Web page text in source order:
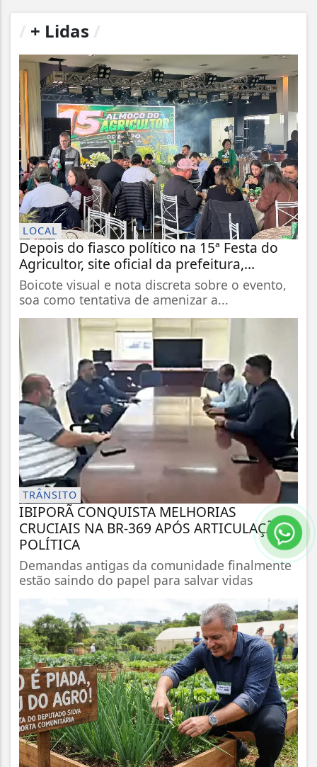
+ Lidas
LOCAL
Depois do fiasco político na 15ª Festa do
Agricultor, site oficial da prefeitura,...
Boicote visual e nota discreta sobre o evento,
soa como tentativa de amenizar a...
TRÂNSITO
IBIPORÃ CONQUISTA MELHORIAS
CRUCIAIS NA BR-369 APÓS ARTICULAÇÃO
POLÍTICA
Demandas antigas da comunidade finalmente
estão saindo do papel para salvar vidas